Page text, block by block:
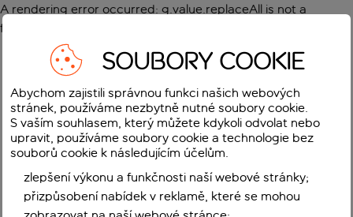
A rendering error occurred: g.value.replaceAll is not a
function
SOUBORY COOKIE
Abychom zajistili správnou funkci našich webových
stránek, používáme nezbytně nutné soubory cookie.
S vaším souhlasem, který můžete kdykoli odvolat nebo
upravit, používáme soubory cookie a technologie bez
souborů cookie k následujícím účelům.
zlepšení výkonu a funkčnosti naší webové stránky;
přizpůsobení nabídek v reklamě, které se mohou